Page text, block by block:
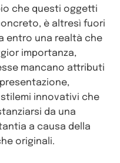
che questi oggetti
è altresì fuori
entro una realtà che
importanza,
mancano attributi
innovativi che
da una
a causa della
originali.